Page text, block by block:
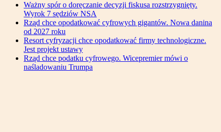
Ważny spór o doręczanie decyzji fiskusa rozstrzygnięty.
Wyrok 7 sędziów NSA
Rząd chce opodatkować cyfrowych gigantów. Nowa danina
od 2027 roku
Resort cyfryzacji chce opodatkować firmy technologiczne.
Jest projekt ustawy
Rząd chce podatku cyfrowego. Wicepremier mówi o
naśladowaniu Trumpa